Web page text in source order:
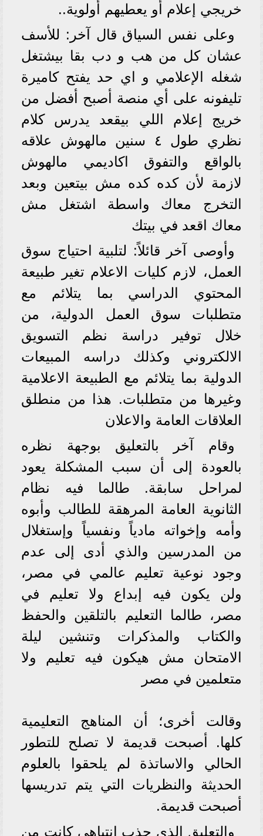
خريجي إعلام أو يعطيهم أولوية..
وعلى نفس السياق قال آخر: للأسف
عشان كل من هب و دب بقا بيشتغل
شغله الإعلامي و اي حد يفتح كاميرة
تليفونه على أي منصة أصبح أفضل من
خريج إعلام اللي بيقعد يدرس كلام
نظري طول ٤ سنين مالهوش علاقه
بالواقع والتفوق اكاديمي مالهوش
لازمة لأن كده كده مش بيتعين وبعد
التخرج معاك واسطة اشتغل مش
معاك اقعد في بيتك
وأوصى آخر قائلاً: لتلبية احتياج سوق
العمل، لازم كليات الاعلام تغير طبيعة
المحتوي الدراسي بما يتلائم مع
متطلبات سوق العمل الدولية، من
خلال توفير دراسة نظم التسويق
الالكتروني وكذلك دراسه المبيعات
الدولية بما يتلائم مع الطبيعة الاعلامية
وغيرها من متطلبات. هذا من منطلق
العلاقات العامة والاعلان
وقام آخر بالتعليق بوجهة نظره
بالعودة إلى أن سبب المشكلة يعود
لمراحل سابقة. طالما فيه نظام
الثانوية العامة المرهقة للطالب وأبوه
وأمه وإخواته مادياً ونفسياً وإستغلال
من المدرسين والذي أدى إلى عدم
وجود نوعية تعليم عالمي في مصر،
ولن يكون فيه إبداع ولا تعليم في
مصر، طالما التعليم بالتلقين والحفظ
والكتاب والمذكرات وتنشين ليلة
الامتحان مش هيكون فيه تعليم ولا
متعلمين في مصر
وقالت أخرى؛ أن المناهج التعليمية
كلها. أصبحت قديمة لا تصلح للتطور
الحالي والاساتذة لم يلحقوا بالعلوم
الحديثة والنظريات التي يتم تدريسها
أصبحت قديمة.
والتعليق الذي جذب انتباهي كانت من